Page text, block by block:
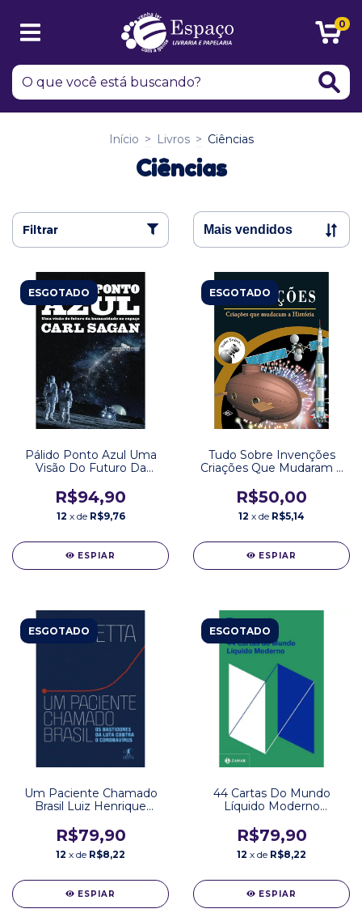
0
Início > Livros > Ciências
Ciências
Filtrar
ESGOTADO
Pálido Ponto Azul Uma
Visão Do Futuro Da
Carl Sagan Editora
Companhia Das Letras
R$94,90
12 x de R$9,76
ESPIAR
ESGOTADO
Tudo Sobre Invenções
Criações Que Mudaram a
R$50,00
12 x de R$5,14
ESPIAR
ESGOTADO
Um Paciente Chamado
Brasil Luiz Henrique
R$79,90
12 x de R$8,22
ESPIAR
ESGOTADO
44 Cartas Do Mundo
Líquido Moderno
Zahar
R$79,90
12 x de R$8,22
ESPIAR